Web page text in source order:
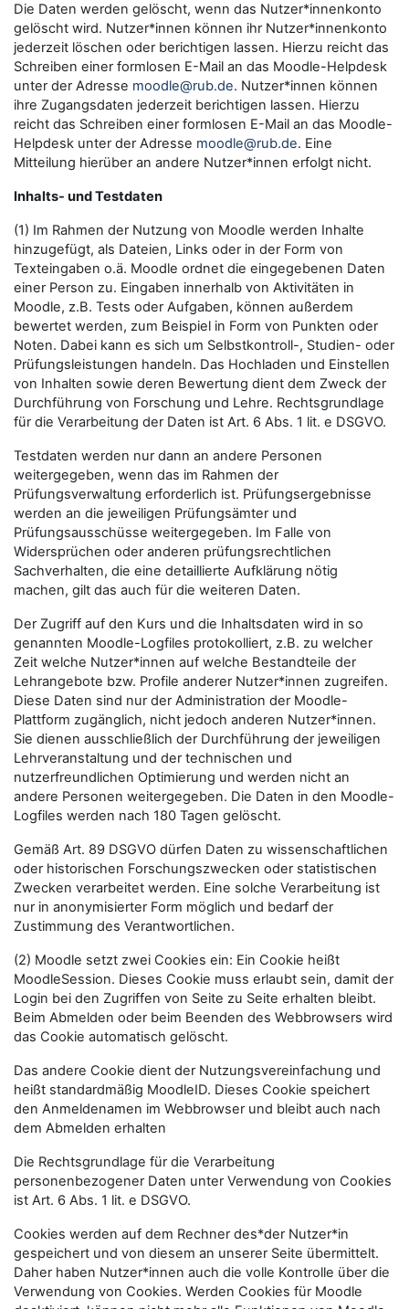
Die Daten werden gelöscht, wenn das Nutzer*innenkonto
gelöscht wird. Nutzer*innen können ihr Nutzer*innenkonto
jederzeit löschen oder berichtigen lassen. Hierzu reicht das
Schreiben einer formlosen E-Mail an das Moodle-Helpdesk
unter der Adresse moodle@rub.de. Nutzer*innen können
ihre Zugangsdaten jederzeit berichtigen lassen. Hierzu
reicht das Schreiben einer formlosen E-Mail an das Moodle-
Helpdesk unter der Adresse moodle@rub.de. Eine
Mitteilung hierüber an andere Nutzer*innen erfolgt nicht.
Inhalts- und Testdaten
(1) Im Rahmen der Nutzung von Moodle werden Inhalte
hinzugefügt, als Dateien, Links oder in der Form von
Texteingaben o.ä. Moodle ordnet die eingegebenen Daten
einer Person zu. Eingaben innerhalb von Aktivitäten in
Moodle, z.B. Tests oder Aufgaben, können außerdem
bewertet werden, zum Beispiel in Form von Punkten oder
Noten. Dabei kann es sich um Selbstkontroll-, Studien- oder
Prüfungsleistungen handeln. Das Hochladen und Einstellen
von Inhalten sowie deren Bewertung dient dem Zweck der
Durchführung von Forschung und Lehre. Rechtsgrundlage
für die Verarbeitung der Daten ist Art. 6 Abs. 1 lit. e DSGVO.
Testdaten werden nur dann an andere Personen
weitergegeben, wenn das im Rahmen der
Prüfungsverwaltung erforderlich ist. Prüfungsergebnisse
werden an die jeweiligen Prüfungsämter und
Prüfungsausschüsse weitergegeben. Im Falle von
Widersprüchen oder anderen prüfungsrechtlichen
Sachverhalten, die eine detaillierte Aufklärung nötig
machen, gilt das auch für die weiteren Daten.
Der Zugriff auf den Kurs und die Inhaltsdaten wird in so
genannten Moodle-Logfiles protokolliert, z.B. zu welcher
Zeit welche Nutzer*innen auf welche Bestandteile der
Lehrangebote bzw. Profile anderer Nutzer*innen zugreifen.
Diese Daten sind nur der Administration der Moodle-
Plattform zugänglich, nicht jedoch anderen Nutzer*innen.
Sie dienen ausschließlich der Durchführung der jeweiligen
Lehrveranstaltung und der technischen und
nutzerfreundlichen Optimierung und werden nicht an
andere Personen weitergegeben. Die Daten in den Moodle-
Logfiles werden nach 180 Tagen gelöscht.
Gemäß Art. 89 DSGVO dürfen Daten zu wissenschaftlichen
oder historischen Forschungszwecken oder statistischen
Zwecken verarbeitet werden. Eine solche Verarbeitung ist
nur in anonymisierter Form möglich und bedarf der
Zustimmung des Verantwortlichen.
(2) Moodle setzt zwei Cookies ein: Ein Cookie heißt
MoodleSession. Dieses Cookie muss erlaubt sein, damit der
Login bei den Zugriffen von Seite zu Seite erhalten bleibt.
Beim Abmelden oder beim Beenden des Webbrowsers wird
das Cookie automatisch gelöscht.
Das andere Cookie dient der Nutzungsvereinfachung und
heißt standardmäßig MoodleID. Dieses Cookie speichert
den Anmeldenamen im Webbrowser und bleibt auch nach
dem Abmelden erhalten
Die Rechtsgrundlage für die Verarbeitung
personenbezogener Daten unter Verwendung von Cookies
ist Art. 6 Abs. 1 lit. e DSGVO.
Cookies werden auf dem Rechner des*der Nutzer*in
gespeichert und von diesem an unserer Seite übermittelt.
Daher haben Nutzer*innen auch die volle Kontrolle über die
Verwendung von Cookies. Werden Cookies für Moodle